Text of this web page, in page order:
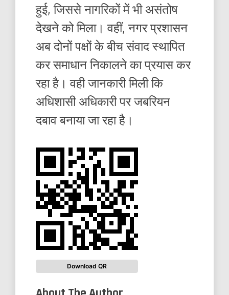
हुई, जिससे नागरिकों में भी असंतोष
देखने को मिला। वहीं, नगर प्रशासन
अब दोनों पक्षों के बीच संवाद स्थापित
कर समाधान निकालने का प्रयास कर
रहा है। वही जानकारी मिली कि
अधिशासी अधिकारी पर जबरियन
दबाव बनाया जा रहा है।
Download QR